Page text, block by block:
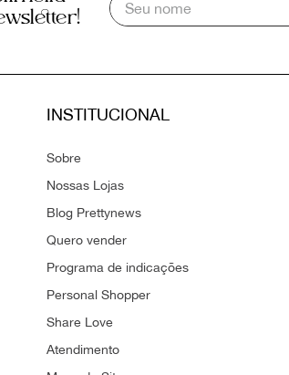
INSTITUCIONAL
Sobre
Nossas Lojas
Blog Prettynews
Quero vender
Programa de indicações
Personal Shopper
Share Love
Atendimento